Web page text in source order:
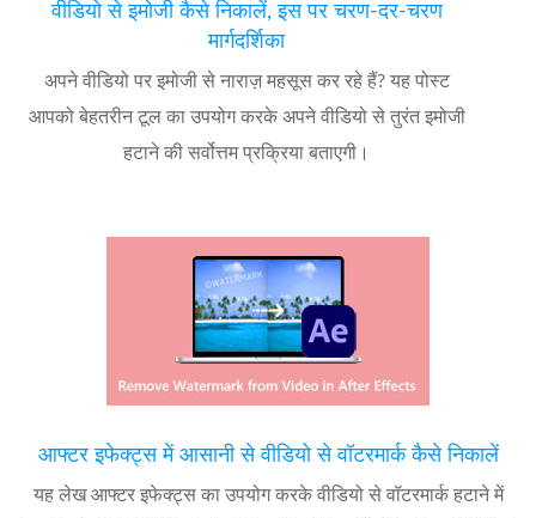
वीडियो से इमोजी कैसे निकालें, इस पर चरण-दर-चरण
मार्गदर्शिका
अपने वीडियो पर इमोजी से नाराज़ महसूस कर रहे हैं? यह पोस्ट
आपको बेहतरीन टूल का उपयोग करके अपने वीडियो से तुरंत इमोजी
हटाने की सर्वोत्तम प्रक्रिया बताएगी।
आफ्टर इफेक्ट्स में आसानी से वीडियो से वॉटरमार्क कैसे निकालें
यह लेख आफ्टर इफेक्ट्स का उपयोग करके वीडियो से वॉटरमार्क हटाने में